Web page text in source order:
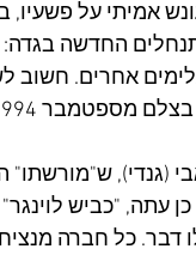
אמיתי על פשעיו,
החדשה בגדה:
אחרים. חשוב
מספטמבר 1994 -
רחבעם זאבי (גנדי),
עתה, "כביש
כל חברה